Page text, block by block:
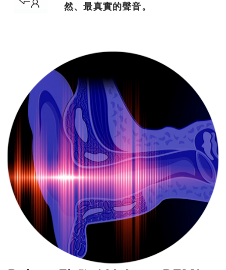
然、最真實的聲音。